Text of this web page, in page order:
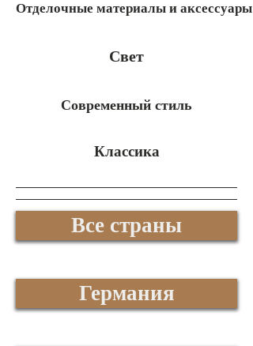
Отделочные материалы и аксессуары
Свет
Современный стиль
Классика
Все страны
Германия